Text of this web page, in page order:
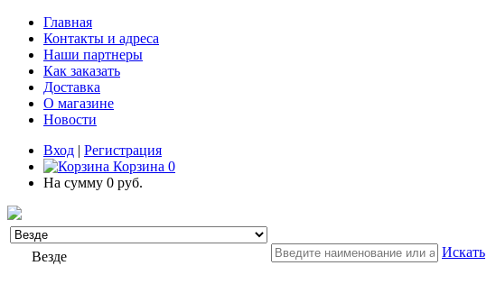
Главная
Контакты и адреса
Наши партнеры
Как заказать
Доставка
О магазине
Новости
Вход | Регистрация
Корзина 0
На сумму 0 руб.
Везде Искать